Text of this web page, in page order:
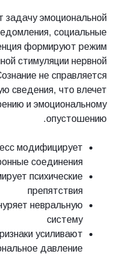
задачу эмоциональной
социальные
формируют режим
стимуляции нервной
не справляется
сведения, что влечет
и эмоциональному
опустошению.
модифицирует
соединения
психические
препятствия
невральную
систему
усиливают
давление